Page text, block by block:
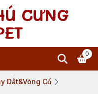
CƯNG
0
Dắt&Vòng Cổ